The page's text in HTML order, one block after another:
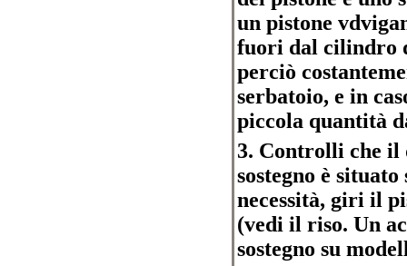
un pistone
fuori dal cilindro
perciò
serbatoio, e in
piccola quantità
3. Controlli che il
sostegno è
necessità, giri il
(vedi il riso. Un
sostegno su